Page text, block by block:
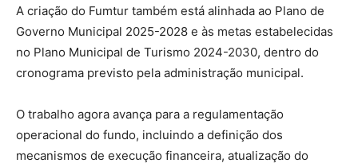
A criação do Fumtur também está alinhada ao Plano de
Governo Municipal 2025-2028 e às metas estabelecidas
no Plano Municipal de Turismo 2024-2030, dentro do
cronograma previsto pela administração municipal.
O trabalho agora avança para a regulamentação
operacional do fundo, incluindo a definição dos
mecanismos de execução financeira, atualização do